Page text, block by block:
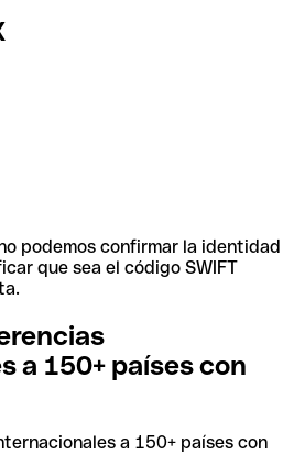
podemos confirmar la identidad
que sea el código SWIFT
a 150+ países con
a 150+ países con